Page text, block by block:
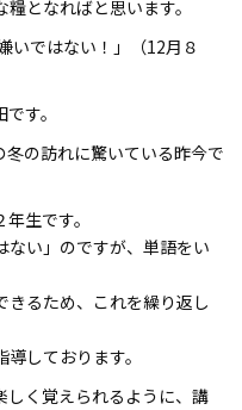
となればと思います。
いではない！」（12月８
す。
の訪れに驚いている昨今で
生です。
ない」のですが、単語をい
るため、これを繰り返し
しております。
しく覚えられるように、講